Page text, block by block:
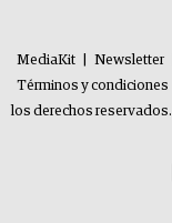
MediaKit Newsletter
Términos y condiciones
los derechos reservados.